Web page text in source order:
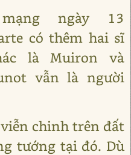
ngày 13
có thêm hai sĩ
là Muiron và
vẫn là người
chinh trên đất
tướng tại đó. Dù